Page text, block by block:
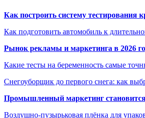
Как построить систему тестирования
Как подготовить автомобиль к
Рынок рекламы и маркетинга в 2026
Какие тесты на беременность самые
Снегоуборщик до первого снега: как
Промышленный маркетинг
Воздушно-пузырьковая плёнка для